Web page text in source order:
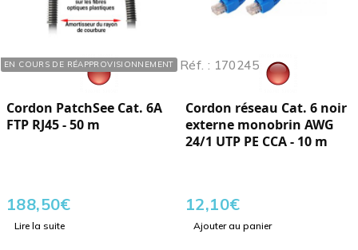
EN COURS DE RÉAPPROVISIONNEMENT
Réf. : 118222
Cordon PatchSee Cat. 6A
FTP RJ45 - 50 m
188,50€
Lire la suite
Réf. : 170245
Cordon réseau Cat. 6 noir
externe monobrin AWG
24/1 UTP PE CCA - 10 m
12,10€
Ajouter au panier